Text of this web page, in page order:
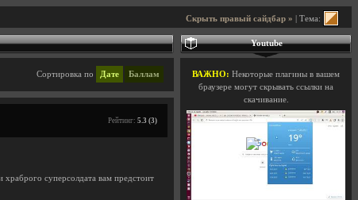
Скрыть правый сайдбар » | Тема:
Сортировка по Дате Баллам
Рейтинг: 5.3 (3)
храброго суперсолдата вам предстоит
Youtube
ВАЖНО: Некоторые плагины в вашем
браузере могут скрывать ссылки на
скачивание.